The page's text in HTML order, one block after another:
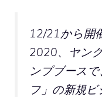
12/21から開
2020、ヤン
ンプブース
フ」の新規